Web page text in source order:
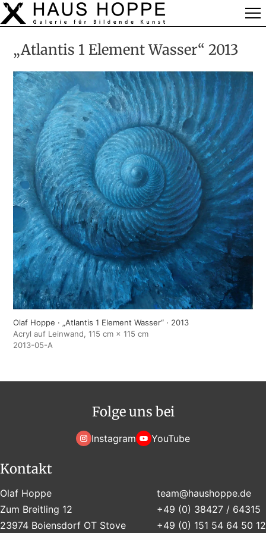
„Atlantis 1 Element Wasser“ 2013
Olaf Hoppe · „Atlantis 1 Element Wasser“ · 2013
Acryl auf Leinwand, 115 cm × 115 cm
2013-05-A
Folge uns bei
Instagram YouTube
Kontakt
Olaf Hoppe
Zum Breitling 12
23974 Boiensdorf OT Stove
team@haushoppe.de
+49 (0) 38427 / 64315
+49 (0) 151 54 64 50 12